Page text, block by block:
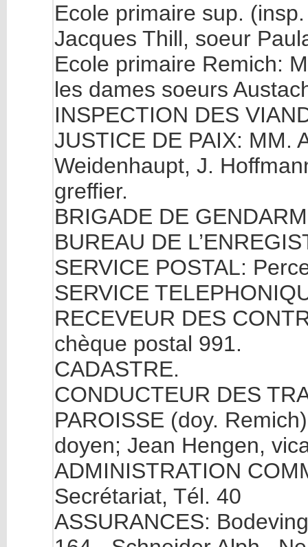
Ecole primaire sup.
Jacques Thill, soeur
Ecole primaire Remich:
les dames soeurs
INSPECTION DES
JUSTICE DE PAIX: MM.
Weidenhaupt, J.
greffier.
BRIGADE DE
BUREAU DE
SERVICE POSTAL:
SERVICE
RECEVEUR DES
chèque postal 991.
CADASTRE.
CONDUCTEUR DES
PAROISSE (doy.
doyen; Jean Hengen,
ADMINISTRATION
Secrétariat, Tél. 40
ASSURANCES: